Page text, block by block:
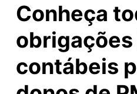
o
o
Conheça
contábeis